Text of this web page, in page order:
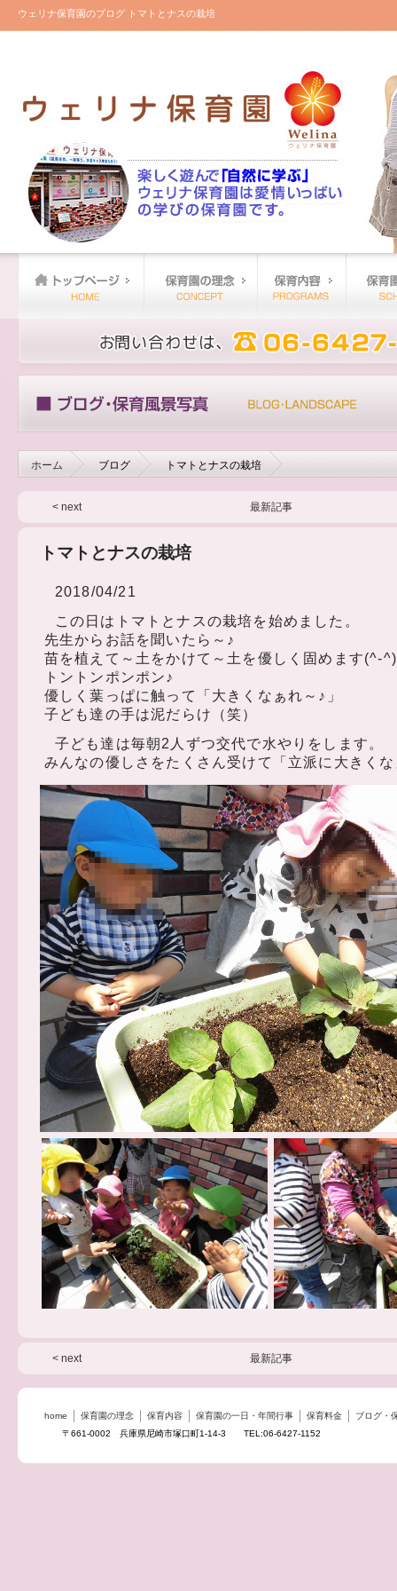
ウェリナ保育園のブログ トマトとナスの栽培
ホーム ブログ トマトとナスの栽培
< next 最新記事
トマトとナスの栽培
2018/04/21
この日はトマトとナスの栽培を始めました。
先生からお話を聞いたら～♪
苗を植えて～土をかけて～土を優しく固めます(^-^)
トントンポンポン♪
優しく葉っぱに触って「大きくなぁれ～♪」
子ども達の手は泥だらけ（笑）
子ども達は毎朝2人ずつ交代で水やりをします。
みんなの優しさをたくさん受けて「立派に大きく
< next 最新記事
home 保育園の理念 保育内容 保育園の一日・年間行事 保育料金
ブログ・
〒661-0002 兵庫県尼崎市塚口町1-14-3 TEL:06-6427-1152